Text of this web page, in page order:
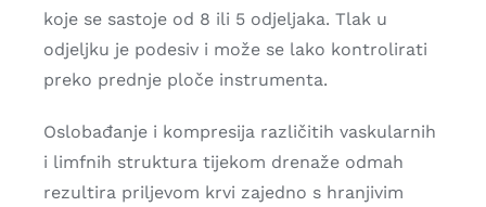
koje se sastoje od 8 ili 5 odjeljaka. Tlak u
odjeljku je podesiv i može se lako kontrolirati
preko prednje ploče instrumenta.
Oslobađanje i kompresija različitih vaskularnih
i limfnih struktura tijekom drenaže odmah
rezultira priljevom krvi zajedno s hranjivim